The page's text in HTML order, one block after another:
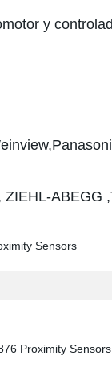
y
ABEGG